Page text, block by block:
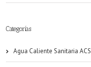
Categorías
Agua Caliente Sanitaria ACS